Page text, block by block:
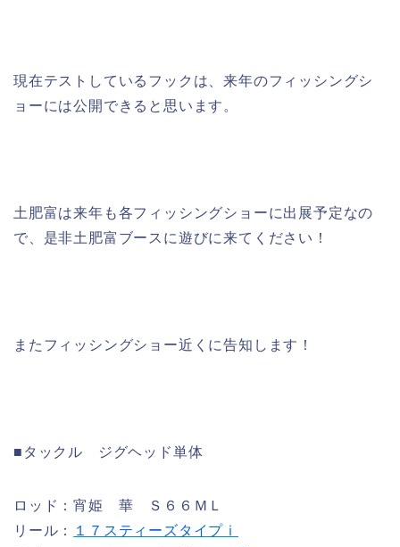
現在テストしているフックは、来年のフィッシングシ
ョーには公開できると思います。
土肥富は来年も各フィッシングショーに出展予定なの
で、是非土肥富ブースに遊びに来てください！
またフィッシングショー近くに告知します！
■タックル ジグヘッド単体
ロッド：宵姫 華 Ｓ６６ＭＬ
リール：
１７スティーズタイプⅰ